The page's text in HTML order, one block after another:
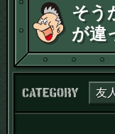
そう
が違
カテ友